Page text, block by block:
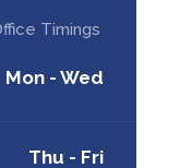
Timings
Mon - Wed
Thu - Fri